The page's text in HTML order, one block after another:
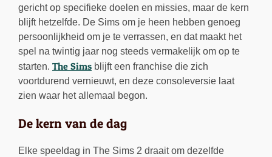
gericht op specifieke doelen en missies, maar de kern
blijft hetzelfde. De Sims om je heen hebben genoeg
persoonlijkheid om je te verrassen, en dat maakt het
spel na twintig jaar nog steeds vermakelijk om op te
starten. The Sims blijft een franchise die zich
voortdurend vernieuwt, en deze consoleversie laat
zien waar het allemaal begon.
De kern van de dag
Elke speeldag in The Sims 2 draait om dezelfde